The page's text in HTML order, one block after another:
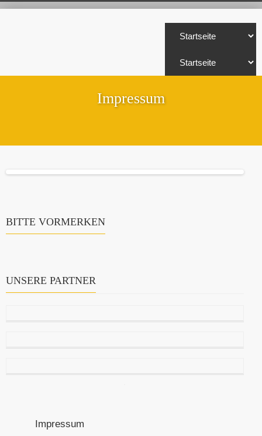
Impressum
BITTE VORMERKEN
UNSERE PARTNER
Impressum